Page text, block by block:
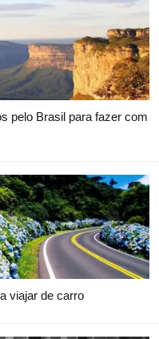
pelo Brasil para fazer com
viajar de carro